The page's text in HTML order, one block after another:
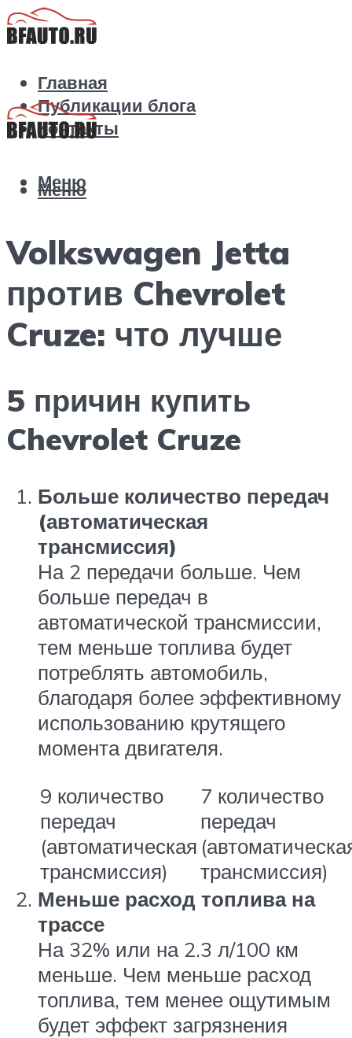
Главная
Публикации блога
Контакты
Меню
Меню
Volkswagen Jetta
против Chevrolet
Cruze: что лучше
5 причин купить
Chevrolet Cruze
Больше количество передач
(автоматическая
трансмиссия)
На 2 передачи больше. Чем
больше передач в
автоматической трансмиссии,
тем меньше топлива будет
потреблять автомобиль,
благодаря более эффективному
использованию крутящего
момента двигателя.
9 количество
передач
(автоматическая
трансмиссия)
7 количество
передач
трансмиссия)
Меньше расход топлива на
трассе
На 32% или на 2.3 л/100 км
меньше. Чем меньше расход
топлива, тем менее ощутимым
будет эффект загрязнения